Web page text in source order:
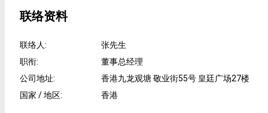
联络资料
联络人:
张先生
职衔:
董事总经理
公司地址:
香港九龙观塘 敬业街55号 皇廷广场27楼
国家 / 地区: 香港